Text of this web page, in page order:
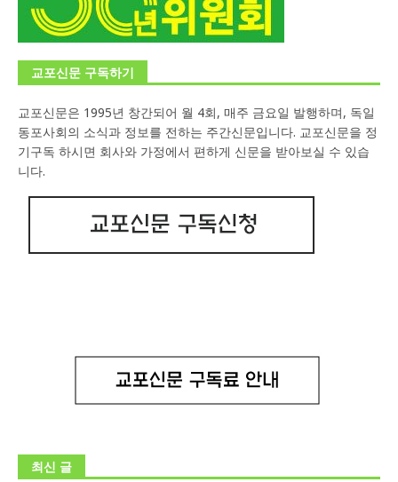
교포신문 구독하기
교포신문은 1995년 창간되어 월 4회, 매주 금요일 발행하며, 독일
동포사회의 소식과 정보를 전하는 주간신문입니다. 교포신문을 정
기구독 하시면 회사와 가정에서 편하게 신문을 받아보실 수 있습
니다.
최신 글